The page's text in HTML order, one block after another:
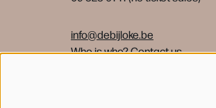
info@debijloke.be
Who is who?Contact us